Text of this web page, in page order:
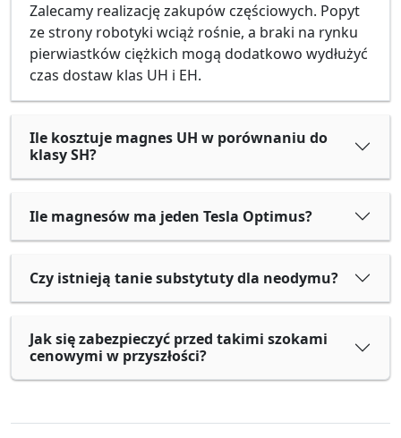
Zalecamy realizację zakupów częściowych. Popyt
ze strony robotyki wciąż rośnie, a braki na rynku
pierwiastków ciężkich mogą dodatkowo wydłużyć
czas dostaw klas UH i EH.
Ile kosztuje magnes UH w porównaniu do
klasy SH?
Ile magnesów ma jeden Tesla Optimus?
Czy istnieją tanie substytuty dla neodymu?
Jak się zabezpieczyć przed takimi szokami
cenowymi w przyszłości?